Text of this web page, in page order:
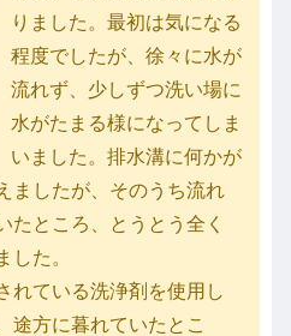
りました。最初は気になる
程度でしたが、徐々に水が
流れず、少しずつ洗い場に
水がたまる様になってしま
いました。排水溝に何かが
ましたが、そのうち流れ
たところ、とうとう全く
した。
れている洗浄剤を使用し
途方に暮れていたとこ